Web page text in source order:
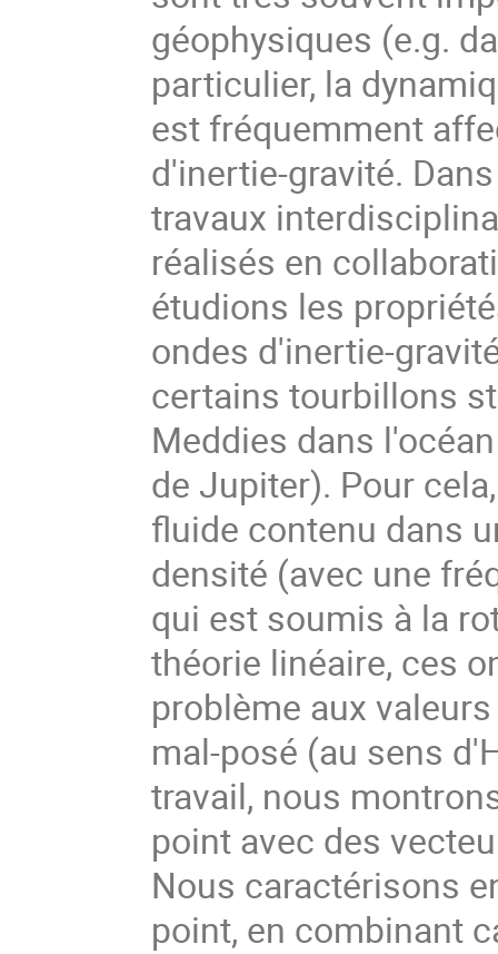
géophysiques (e.g.
particulier, la
est fréquemment
d'inertie-gravité.
travaux
réalisés en
étudions les
ondes d'inertie-
certains tourbillons
Meddies dans
de Jupiter). Pour
fluide contenu dans
densité (avec une
qui est soumis à la
théorie linéaire, ces
problème aux
mal-posé (au sens
travail, nous
point avec des
Nous caractérisons
point, en combinant